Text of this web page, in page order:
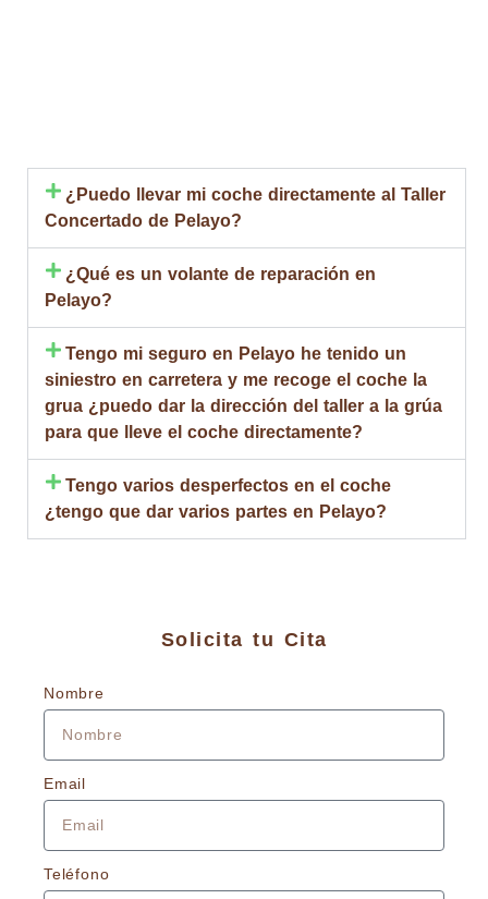
¿Puedo llevar mi coche directamente al Taller
Concertado de Pelayo?
¿Qué es un volante de reparación en
Pelayo?
Tengo mi seguro en Pelayo he tenido un
siniestro en carretera y me recoge el coche la
grua ¿puedo dar la dirección del taller a la grúa
para que lleve el coche directamente?
Tengo varios desperfectos en el coche
¿tengo que dar varios partes en Pelayo?
Solicita tu Cita
Nombre
Email
Teléfono